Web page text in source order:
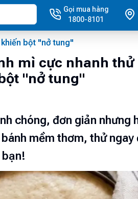
Gọi mua hàng
1800-8101
bột "nở tung"
mì cực nhanh thử
"nở tung"
chóng, đơn giản nhưng
mềm thơm, thử ngay